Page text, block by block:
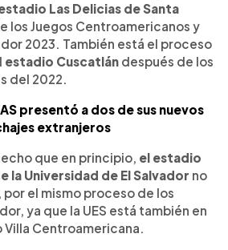
Las Delicias de Santa
los Juegos Centroamericanos y
2023. También está el proceso
estadio Cuscatlán después de los
del 2022.
presentó a dos de sus nuevos
extranjeros
que en principio, el estadio
la Universidad de El Salvador no
el mismo proceso de los
ya que la UES está también en
Centroamericana.